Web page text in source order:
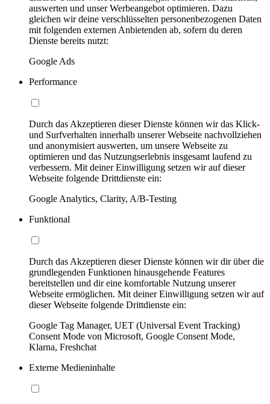
auswerten und unser Werbeangebot optimieren. Dazu
gleichen wir deine verschlüsselten personenbezogenen Daten
mit folgenden externen Anbietenden ab, sofern du deren
Dienste bereits nutzt:
Google Ads
Performance
Durch das Akzeptieren dieser Dienste können wir das Klick-
und Surfverhalten innerhalb unserer Webseite nachvollziehen
und anonymisiert auswerten, um unsere Webseite zu
optimieren und das Nutzungserlebnis insgesamt laufend zu
verbessern. Mit deiner Einwilligung setzen wir auf dieser
Webseite folgende Drittdienste ein:
Google Analytics, Clarity, A/B-Testing
Funktional
Durch das Akzeptieren dieser Dienste können wir dir über die
grundlegenden Funktionen hinausgehende Features
bereitstellen und dir eine komfortable Nutzung unserer
Webseite ermöglichen. Mit deiner Einwilligung setzen wir auf
dieser Webseite folgende Drittdienste ein:
Google Tag Manager, UET (Universal Event Tracking)
Consent Mode von Microsoft, Google Consent Mode,
Klarna, Freshchat
Externe Medieninhalte